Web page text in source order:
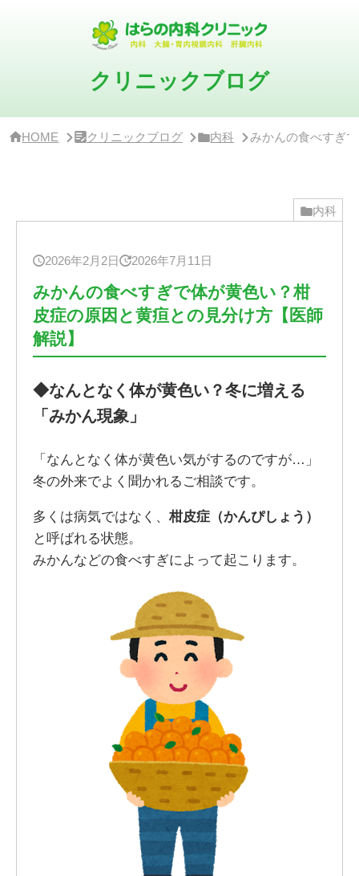
クリニックブログ
HOME クリニックブログ 内科 みかんの食べすぎ
内科
2026年2月2日 2026年7月11日
みかんの食べすぎで体が黄色い？柑
皮症の原因と黄疸との見分け方【医師
解説】
◆なんとなく体が黄色い？冬に増える
「みかん現象」
「なんとなく体が黄色い気がするのですが…」
冬の外来でよく聞かれるご相談です。
多くは病気ではなく、 柑皮症（かんぴしょう）
と呼ばれる状態。
みかんなどの食べすぎによって起こります。